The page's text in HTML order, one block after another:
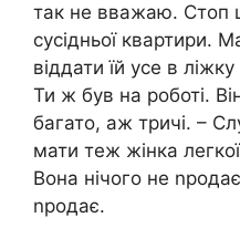
так не вважаю. Стоп
сусідньої квартири.
віддати їй усе в
Ти ж був на роботі.
багато, аж тричі. –
мати теж жінка
Вона нічого не
nродає.